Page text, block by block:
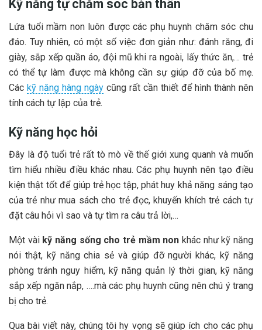
Kỹ năng tự chăm sóc bản thân
Lứa tuổi mầm non luôn được các phụ huynh chăm sóc chu
đáo. Tuy nhiên, có một số việc đơn giản như: đánh răng, đi
giày, sắp xếp quần áo, đội mũ khi ra ngoài, lấy thức ăn,… trẻ
có thể tự làm được mà không cần sự giúp đỡ của bố mẹ.
Các kỹ năng hàng ngày cũng rất cần thiết để hình thành nên
tính cách tự lập của trẻ.
Kỹ năng học hỏi
Đây là độ tuổi trẻ rất tò mò về thế giới xung quanh và muốn
tìm hiểu nhiều điều khác nhau. Các phụ huynh nên tạo điều
kiện thật tốt để giúp trẻ học tập, phát huy khả năng sáng tạo
của trẻ như mua sách cho trẻ đọc, khuyến khích trẻ cách tự
đặt câu hỏi vì sao và tự tìm ra câu trả lời,…
Một vài kỹ năng sống cho trẻ mầm non khác như kỹ năng
nói thật, kỹ năng chia sẻ và giúp đỡ người khác, kỹ năng
phòng tránh nguy hiểm, kỹ năng quản lý thời gian, kỹ năng
sắp xếp ngăn nắp, ….mà các phụ huynh cũng nên chú ý trang
bị cho trẻ.
Qua bài viết này, chúng tôi hy vọng sẽ giúp ích cho các phụ